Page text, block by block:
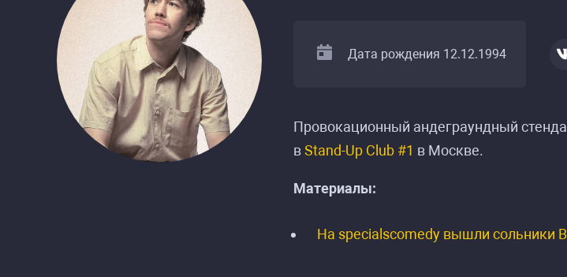
Дата рождения 12.12.1994
Провокационный андеграундный
вStand-Up Club #1 в Москве.
Материалы:
На specialscomedy вышли сольники